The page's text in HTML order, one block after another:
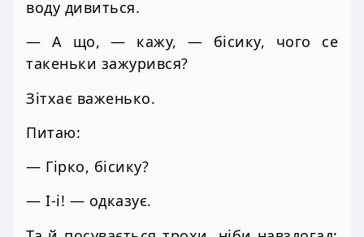
воду дивиться.
— А що, — кажу, — бісику, чого се
такеньки зажурився?
Зітхає важенько.
Питаю:
— Гірко, бісику?
— І-і! — одказує.